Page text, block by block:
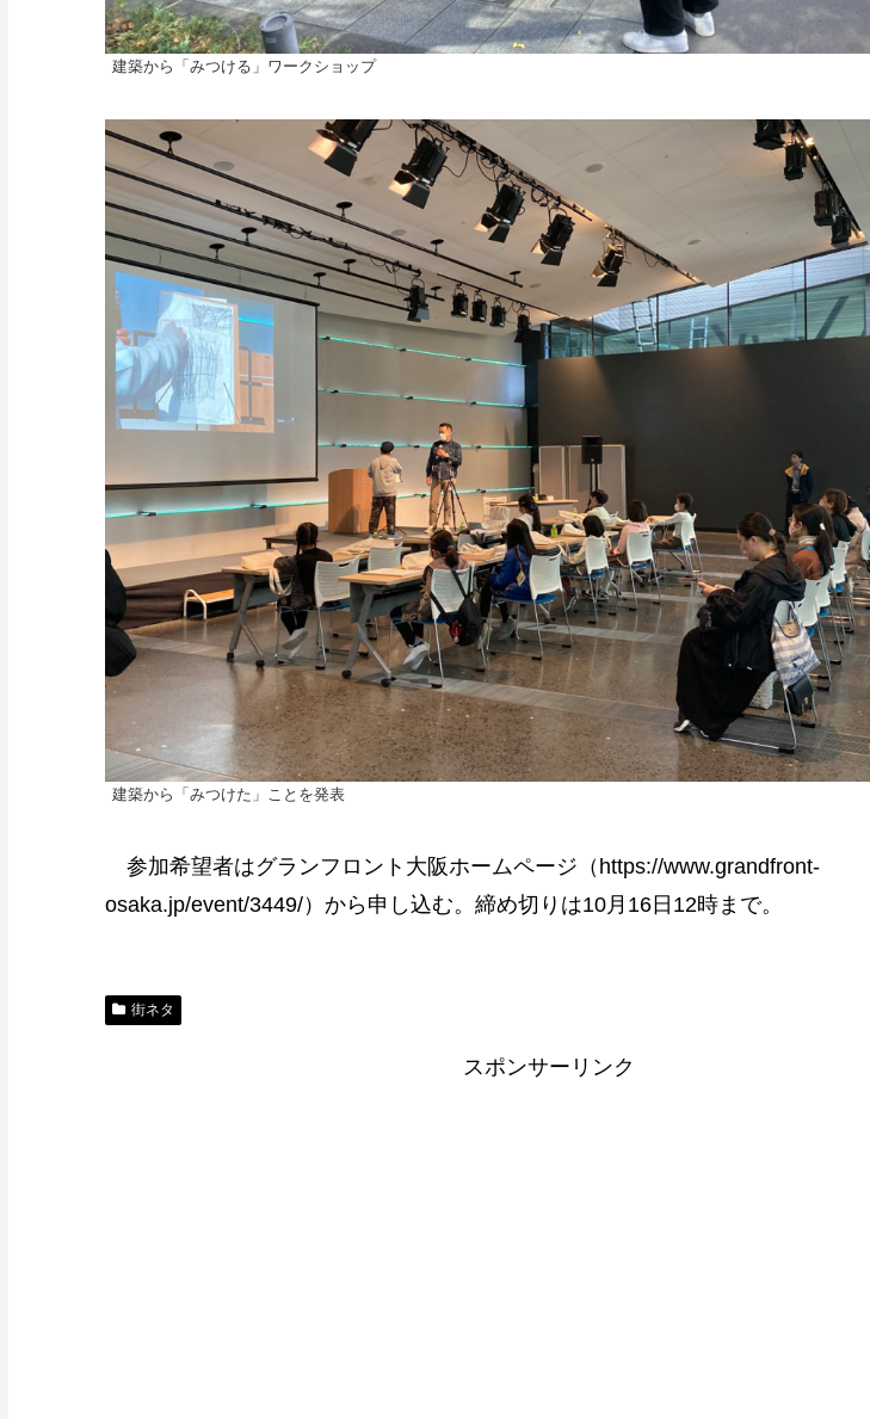
建築から「みつける」ワークショップ
建築から「みつけた」ことを発表
参加希望者はグランフロント大阪ホームページ（https://www.grandfront-
osaka.jp/event/3449/）から申し込む。締め切りは10月16日12時まで。
街ネタ
スポンサーリンク